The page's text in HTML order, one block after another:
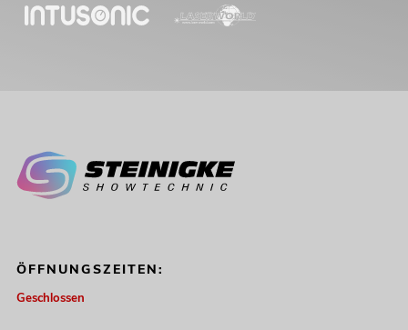
ÖFFNUNGSZEITEN:
Geschlossen